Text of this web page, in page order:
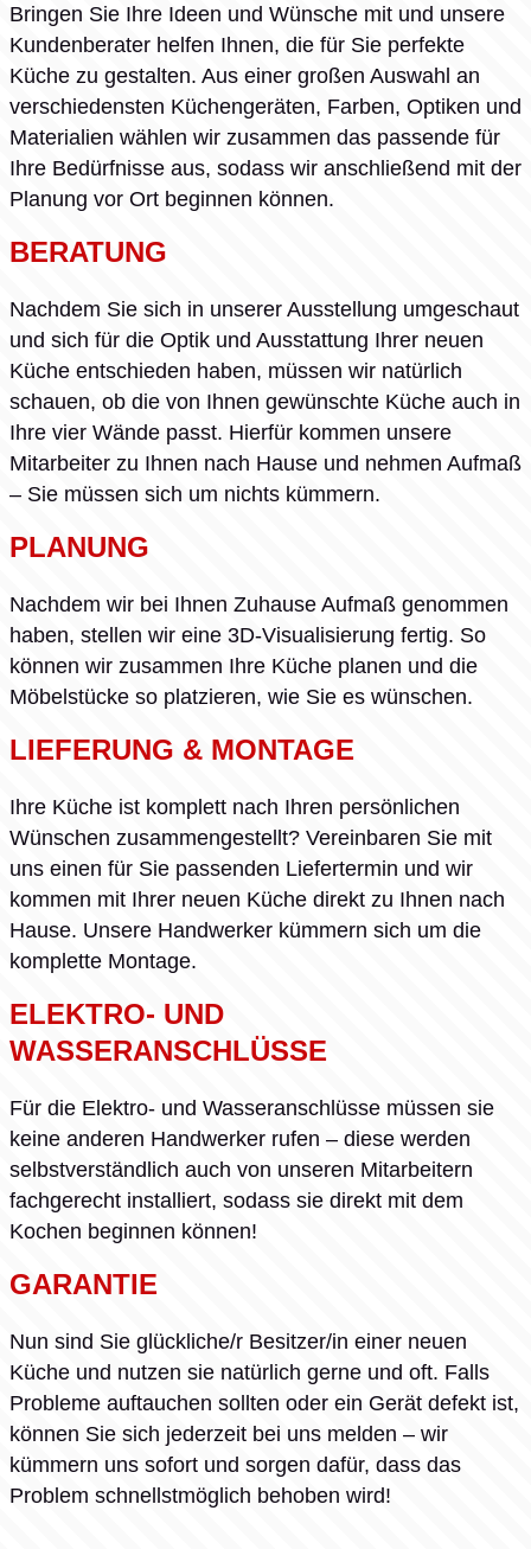
Bringen Sie Ihre Ideen und Wünsche mit und unsere
Kundenberater helfen Ihnen, die für Sie perfekte
Küche zu gestalten. Aus einer großen Auswahl an
verschiedensten Küchengeräten, Farben, Optiken und
Materialien wählen wir zusammen das passende für
Ihre Bedürfnisse aus, sodass wir anschließend mit der
Planung vor Ort beginnen können.
BERATUNG
Nachdem Sie sich in unserer Ausstellung umgeschaut
und sich für die Optik und Ausstattung Ihrer neuen
Küche entschieden haben, müssen wir natürlich
schauen, ob die von Ihnen gewünschte Küche auch in
Ihre vier Wände passt. Hierfür kommen unsere
Mitarbeiter zu Ihnen nach Hause und nehmen Aufmaß
– Sie müssen sich um nichts kümmern.
PLANUNG
Nachdem wir bei Ihnen Zuhause Aufmaß genommen
haben, stellen wir eine 3D-Visualisierung fertig. So
können wir zusammen Ihre Küche planen und die
Möbelstücke so platzieren, wie Sie es wünschen.
LIEFERUNG & MONTAGE
Ihre Küche ist komplett nach Ihren persönlichen
Wünschen zusammengestellt? Vereinbaren Sie mit
uns einen für Sie passenden Liefertermin und wir
kommen mit Ihrer neuen Küche direkt zu Ihnen nach
Hause. Unsere Handwerker kümmern sich um die
komplette Montage.
ELEKTRO- UND
WASSERANSCHLÜSSE
Für die Elektro- und Wasseranschlüsse müssen sie
keine anderen Handwerker rufen – diese werden
selbstverständlich auch von unseren Mitarbeitern
fachgerecht installiert, sodass sie direkt mit dem
Kochen beginnen können!
GARANTIE
Nun sind Sie glückliche/r Besitzer/in einer neuen
Küche und nutzen sie natürlich gerne und oft. Falls
Probleme auftauchen sollten oder ein Gerät defekt ist,
können Sie sich jederzeit bei uns melden – wir
kümmern uns sofort und sorgen dafür, dass das
Problem schnellstmöglich behoben wird!